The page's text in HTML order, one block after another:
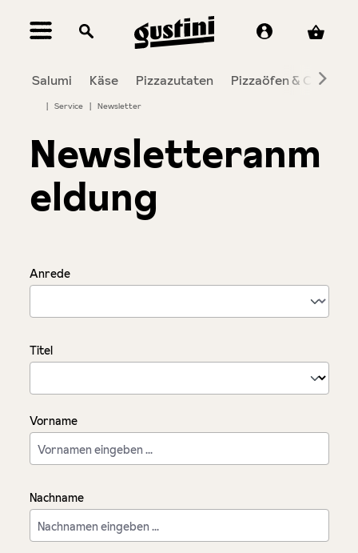
springen
Salumi Käse Pizzazutaten Pizzaöfen & Co.
| Service | Newsletter
Newsletteranm
eldung
Persönliche Informationen
Anrede
Titel
Vorname
Nachname